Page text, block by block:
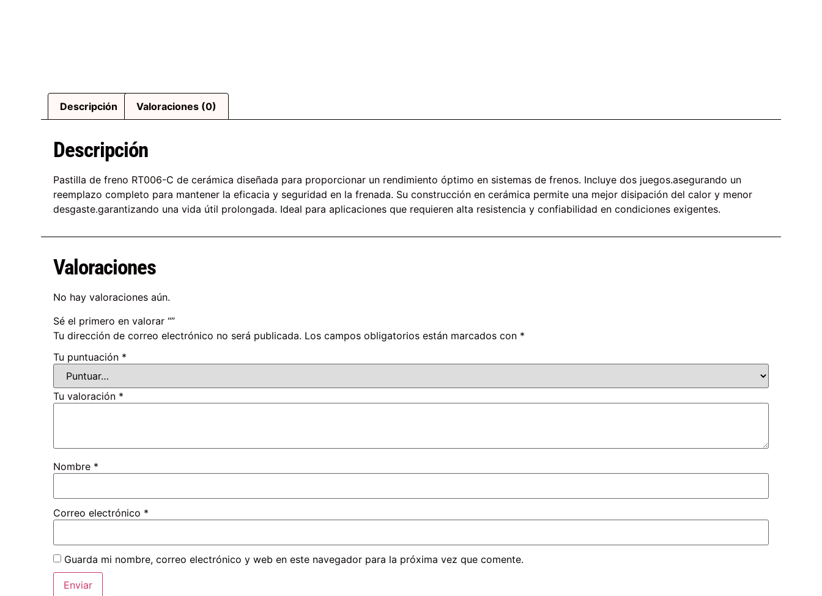
Descripción Valoraciones (0)
Descripción
Pastilla de freno RT006-C de cerámica diseñada para proporcionar un rendimiento óptimo en sistemas de frenos. Incluye dos juegos.asegurando un
reemplazo completo para mantener la eficacia y seguridad en la frenada. Su construcción en cerámica permite una mejor disipación del calor y menor
desgaste.garantizando una vida útil prolongada. Ideal para aplicaciones que requieren alta resistencia y confiabilidad en condiciones exigentes.
Valoraciones
No hay valoraciones aún.
Sé el primero en valorar “”
Tu dirección de correo electrónico no será publicada. Los campos obligatorios están marcados con *
Tu puntuación *
Tu valoración *
Nombre *
Correo electrónico *
Guarda mi nombre, correo electrónico y web en este navegador para la próxima vez que comente.